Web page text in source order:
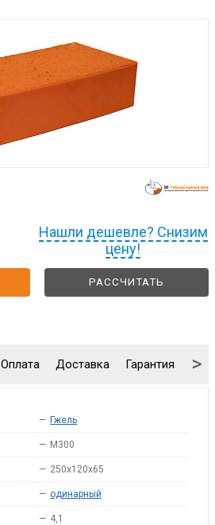
Нашли дешевле? Снизим
цену!
РАССЧИТАТЬ
Оплата Доставка Гарантия >
— Гжель
— M300
— 250x120x65
— одинарный
— 4,1